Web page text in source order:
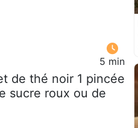
5 min
de thé noir 1 pincée
sucre roux ou de